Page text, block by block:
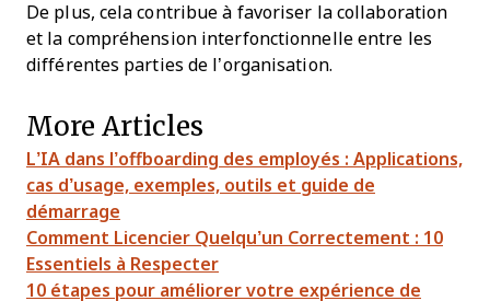
De plus, cela contribue à favoriser la collaboration
et la compréhension interfonctionnelle entre les
différentes parties de l’organisation.
More Articles
L’IA dans l’offboarding des employés : Applications,
cas d’usage, exemples, outils et guide de
démarrage
Comment Licencier Quelqu’un Correctement : 10
Essentiels à Respecter
10 étapes pour améliorer votre expérience de